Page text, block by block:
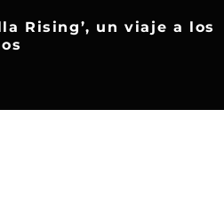
de Ridley Scott en
TV